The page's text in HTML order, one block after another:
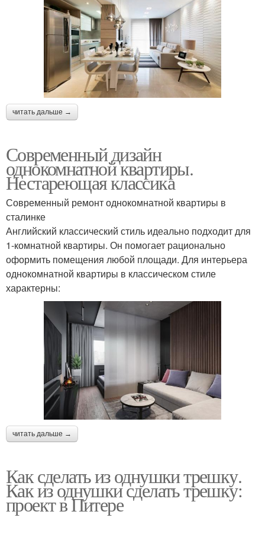
читать дальше →
Современный дизайн
однокомнатной квартиры.
Нестареющая классика
Современный ремонт однокомнатной квартиры в
сталинке
Английский классический стиль идеально подходит для
1-комнатной квартиры. Он помогает рационально
оформить помещения любой площади. Для интерьера
однокомнатной квартиры в классическом стиле
характерны:
читать дальше →
Как сделать из однушки трешку.
Как из однушки сделать трешку:
проект в Питере